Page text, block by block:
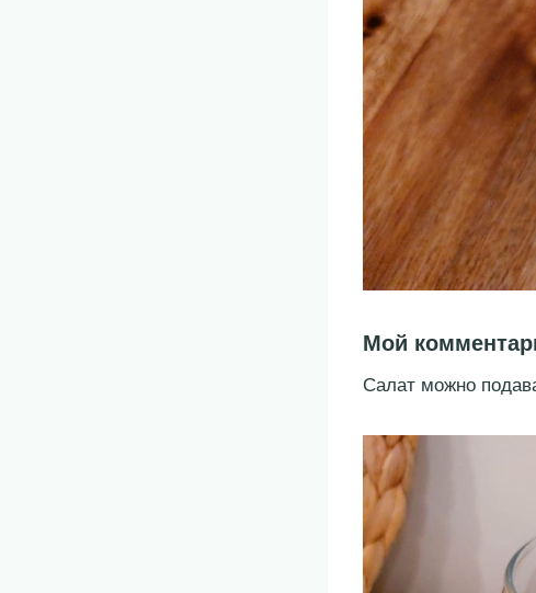
Мой
Салат можно